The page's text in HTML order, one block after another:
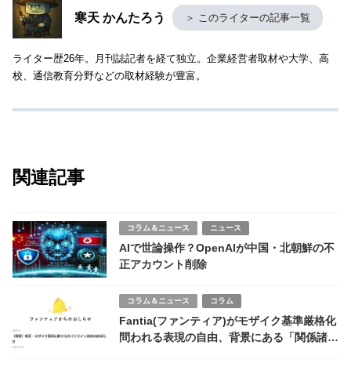
寒天 かんたろう ＞ このライターの記事一覧
ライター歴26年。月刊誌記者を経て独立。企業経営者取材や大学、高
校、通信教育分野などの取材経験が豊富。
関連記事
コラム＆ニュース ニュース
AIで世論操作？OpenAIが中国・北朝鮮の不
正アカウント削除
コラム＆ニュース コラム
Fantia(ファンティア)がモザイク基準厳格化
問われる表現の自由、背景にある「関係諸機